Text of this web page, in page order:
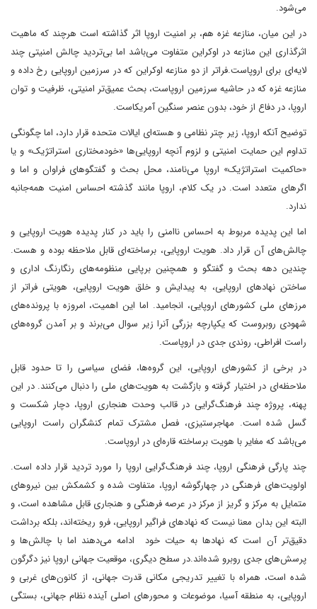
می‌شود.
در این میان، منازعه غزه هم، بر امنیت اروپا اثر گذاشته است هرچند که ماهیت
اثرگذاری این منازعه در اوکراین متفاوت می‌باشد اما بی‌تردید چالش امنیتی چند
لایه‌ای برای اروپاست.فراتر از دو منازعه اوکراین که در سرزمین اروپایی رخ داده و
منازعه غزه که در حاشیه سرزمین اروپاست، بحث عمیق‌تر امنیتی، ظرفیت و توان
اروپا، در دفاع از خود، بدون عنصر سنگین آمریکاست.
توضیح آنکه اروپا، زیر چتر نظامی و هسته‌ای ایالات متحده قرار دارد، اما چگونگی
تداوم این حمایت امنیتی و لزوم آنچه اروپایی‌ها «خودمختاری استراتژیک» و یا
«حاکمیت استراتژیک» اروپا می‌نامند، محل بحث و گفتگوهای فراوان و اما و
اگرهای متعدد است. در یک کلام، اروپا مانند گذشته احساس امنیت همه‌جانبه
ندارد.
اما این پدیده مربوط به احساس ناامنی را باید در کنار پدیده هویت اروپایی و
چالش‌های آن قرار داد. هویت اروپایی، برساخته‌ای قابل ملاحظه بوده و هست.
چندین دهه بحث و گفتگو و همچنین برپایی منظومه‌های رنگارنگ اداری و
ساختن نهادهای اروپایی، به پیدایش و خلق هویت اروپایی، هویتی فراتر از
مرزهای ملی کشورهای اروپایی، انجامید. اما این اهمیت، امروزه با پرونده‌های
شهودی روبروست که یکپارچه بزرگی آنرا زیر سوال می‌برند و بر آمدن گروه‌های
راست افراطی، روندی جدی در اروپاست.
در برخی از کشورهای اروپایی، این گروه‌ها، فضای سیاسی را تا حدود قابل
ملاحظه‌ای در اختیار گرفته و بازگشت به هویت‌های ملی را دنبال می‌کنند. در این
پهنه، پروژه چند فرهنگ‌گرایی در قالب وحدت هنجاری اروپا، دچار شکست و
گسل شده است. مهاجرستیزی، فصل مشترک تمام کنشگران راست اروپایی
می‌باشد که مغایر با هویت برساخته قاره‌ای در اروپاست.
چند پارگی فرهنگی اروپا، چند فرهنگ‌گرایی اروپا را مورد تردید قرار داده است.
اولویت‌های فرهنگی در چهارگوشه اروپا، متفاوت شده و کشمکش‌ بین نیروهای
متمایل به مرکز و گریز از مرکز در عرصه فرهنگی و هنجاری قابل مشاهده است، و
البته این بدان معنا نیست که نهادهای فراگیر اروپایی، فرو ریخته‌اند، بلکه برداشت
دقیق‌تر آن است که نهادها به حیات خود ادامه می‌دهند اما با چالش‌ها و
پرسش‌های جدی روبرو شده‌اند.در سطح دیگری، موقعیت جهانی اروپا نیز دگرگون
شده است، همراه با تغییر تدریجی مکانی قدرت جهانی، از کانون‌های غربی و
اروپایی، به منطقه آسیا، موضوعات و محورهای اصلی آینده نظام جهانی، بستگی